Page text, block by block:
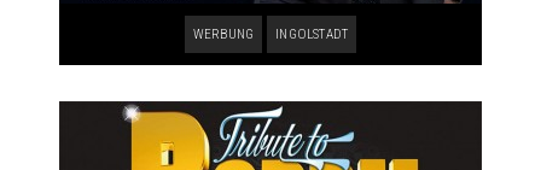
WERBUNG INGOLSTADT